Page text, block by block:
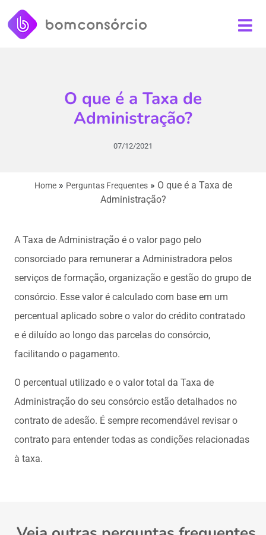
O que é a Taxa de
Administração?
07/12/2021
Home» Perguntas Frequentes» O que é a Taxa de
Administração?
A Taxa de Administração é o valor pago pelo
consorciado para remunerar a Administradora pelos
serviços de formação, organização e gestão do grupo de
consórcio. Esse valor é calculado com base em um
percentual aplicado sobre o valor do crédito contratado
e é diluído ao longo das parcelas do consórcio,
facilitando o pagamento.
O percentual utilizado e o valor total da Taxa de
Administração do seu consórcio estão detalhados no
contrato de adesão. É sempre recomendável revisar o
contrato para entender todas as condições relacionadas
à taxa.